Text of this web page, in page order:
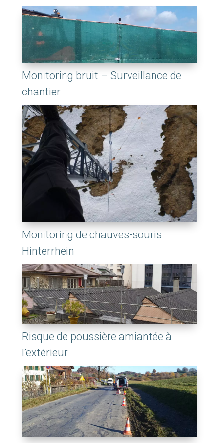
Monitoring bruit – Surveillance de
chantier
Monitoring de chauves-souris
Hinterrhein
Risque de poussière amiantée à
l’extérieur